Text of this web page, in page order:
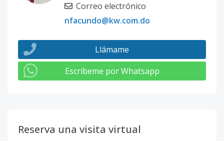
Correo electrónico
nfacundo@kw.com.do
Llámame
Escribeme por Whatsapp
Reserva una visita virtual